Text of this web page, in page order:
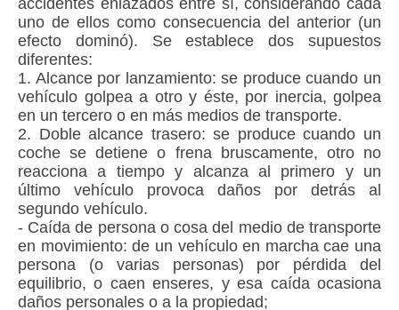
uno de ellos como consecuencia del anterior (un
efecto dominó). Se establece dos supuestos
diferentes:
1. Alcance por lanzamiento: se produce cuando un
vehículo golpea a otro y éste, por inercia, golpea
en un tercero o en más medios de transporte.
2. Doble alcance trasero: se produce cuando un
coche se detiene o frena bruscamente, otro no
reacciona a tiempo y alcanza al primero y un
último vehículo provoca daños por detrás al
segundo vehículo.
- Caída de persona o cosa del medio de transporte
en movimiento: de un vehículo en marcha cae una
persona (o varias personas) por pérdida del
equilibrio, o caen enseres, y esa caída ocasiona
daños personales o a la propiedad;